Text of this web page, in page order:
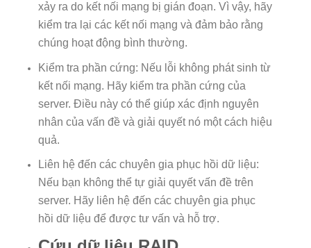
xảy ra do kết nối mạng bị gián đoạn. Vì vậy, hãy
kiểm tra lại các kết nối mạng và đảm bảo rằng
chúng hoạt động bình thường.
Kiểm tra phần cứng: Nếu lỗi không phát sinh từ
kết nối mạng. Hãy kiểm tra phần cứng của
server. Điều này có thể giúp xác định nguyên
nhân của vấn đề và giải quyết nó một cách hiệu
quả.
Liên hệ đến các chuyên gia phục hồi dữ liệu:
Nếu bạn không thể tự giải quyết vấn đề trên
server. Hãy liên hệ đến các chuyên gia phục
hồi dữ liệu để được tư vấn và hỗ trợ.